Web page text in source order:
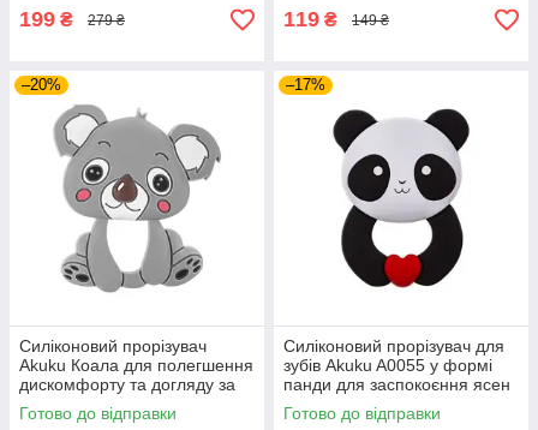
199 ₴ 279 ₴ 119 ₴ 149 ₴
–20%
Силіконовий прорізувач
Akuku Коала для полегшення
дискомфорту та догляду за
яснами дитини при появі
перших зубчиків
Готово до відправки
–17%
Силіконовий прорізувач для
зубів Akuku A0055 у формі
панди для заспокоєння ясен
малюка під час появи
перших зубів
Готово до відправки